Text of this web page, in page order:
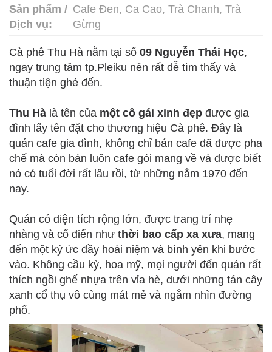
Sản phẩm /
Dịch vụ:
Cafe Đen, Ca Cao, Trà Chanh, Trà
Gừng
Cà phê Thu Hà nằm tại số 09 Nguyễn Thái Học,
ngay trung tâm tp.Pleiku nên rất dễ tìm thấy và
thuận tiện ghé đến.
Thu Hà là tên của một cô gái xinh đẹp được gia
đình lấy tên đặt cho thương hiệu Cà phê. Đây là
quán cafe gia đình, không chỉ bán cafe đã được pha
chế mà còn bán luôn cafe gói mang về và được biết
nó có tuổi đời rất lâu rồi, từ những nằm 1970 đến
nay.
Quán có diện tích rộng lớn, được trang trí nhẹ
nhàng và cổ điển như thời bao cấp xa xưa, mang
đến một ký ức đầy hoài niệm và bình yên khi bước
vào. Không cầu kỳ, hoa mỹ, mọi người đến quán rất
thích ngồi ghế nhựa trên vỉa hè, dưới những tán cây
xanh cổ thụ vô cùng mát mẻ và ngắm nhìn đường
phố.